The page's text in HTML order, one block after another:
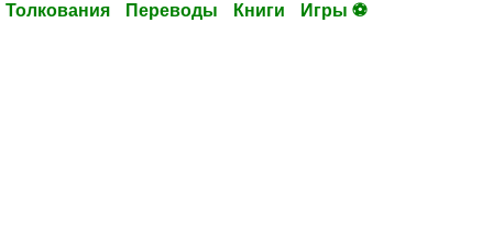
Толкования Переводы Книги Игры ⚽